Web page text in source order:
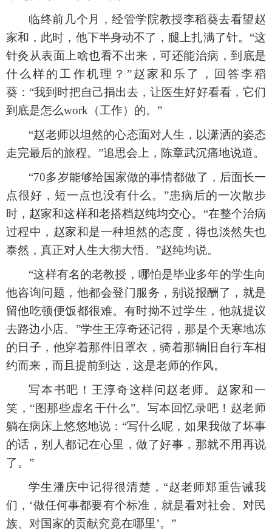
临终前几个月，经管学院教授李稻葵去看望赵
家和，此时，他下半身动不了，腿上扎满了针。 “这
针灸从表面上啥也看不出来，可还能治病，到底是
什么样的工作机理？”赵家和乐了，回答李稻
葵：“我到时把自己捐出去，让医生好好看看，它们
到底是怎么work（工作）的。”
“赵老师以坦然的心态面对人生，以潇洒的姿态
走完最后的旅程。”追思会上，陈章武沉痛地说道。
“70多岁能够给国家做的事情都做了，后面长一
点很好，短一点也没有什么。”患病后的一次散步
时，赵家和这样和老搭档赵纯均交心。“在整个治病
过程中，赵家和是一种坦然的态度，得也淡然失也
泰然，真正对人生大彻大悟。”赵纯均说。
“这样有名的老教授，哪怕是毕业多年的学生向
他咨询问题，他都会登门服务，别说报酬了，就是
留他吃顿便饭都很难。有时拗不过学生，他就提议
去路边小店。”学生王淳奇还记得，那是个天寒地冻
的日子，他穿着那件旧罩衣，骑着那辆旧自行车相
约而来，而且提前到达，这是老师的作风。
写本书吧！王淳奇这样问赵老师。赵家和一
笑， “图那些虚名干什么”。写本回忆录吧！赵老师
躺在病床上悠悠地说：“写什么呢，如果我做了坏事
的话，别人都记在心里，做了好事，那就不用再说
了。”
学生潘庆中记得很清楚， “赵老师郑重告诫我
们，‘做任何事都要有个标准，就是看对社会、对民
族、对国家的贡献究竟在哪里’。”